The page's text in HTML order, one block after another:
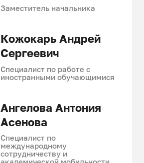
Заместитель начальника
Кожокарь Андрей
Сергеевич
Специалист по работе с
иностранными обучающимися
Ангелова Антония
Асенова
Специалист по
международному
сотрудничеству и